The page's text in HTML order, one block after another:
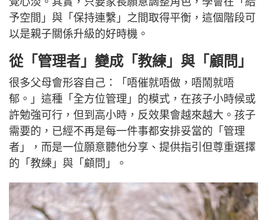
予空間」與「保持連繫」之間取得平衡，這個階段可
以是親子關係升級的好時機。
從「管理者」變成「教練」與「顧問」
很多父母會形容自己：「唔催就唔做，唔鬧就唔
郁。」這種「全方位管理」的模式，在孩子小時候或
許勉強可行，但到高小時，反效果會越來越大。孩子
需要的，已經不再是每一件事都安排妥當的「管理
者」，而是一位願意聽他分享、提供指引但尊重選擇
的「教練」與「顧問」。